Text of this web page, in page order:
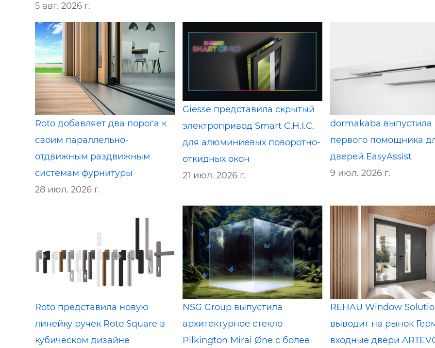
5 авг. 2026 г.
Roto добавляет два порога к
своим параллельно-
отдвижным раздвижным
системам фурнитуры
28 июл. 2026 г.
Giesse представила скрытый
электропривод Smart C.H.I.C.
для алюминиевых поворотно-
откидных окон
21 июл. 2026 г.
dormakaba выпустила
первого помощника
дверей EasyAssist
9 июл. 2026 г.
Roto представила новую
линейку ручек Roto Square в
кубическом дизайне
NSG Group выпустила
архитектурное стекло
Pilkington Mirai Øne с более
REHAU Window
выводит на рынок
входные двери